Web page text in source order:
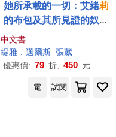
她所承載的一切：艾緒莉
的布包及其所見證的奴隸
中文書
緹雅．邁爾斯 張葳
優惠價: 79 折, 450 元
電 試閱